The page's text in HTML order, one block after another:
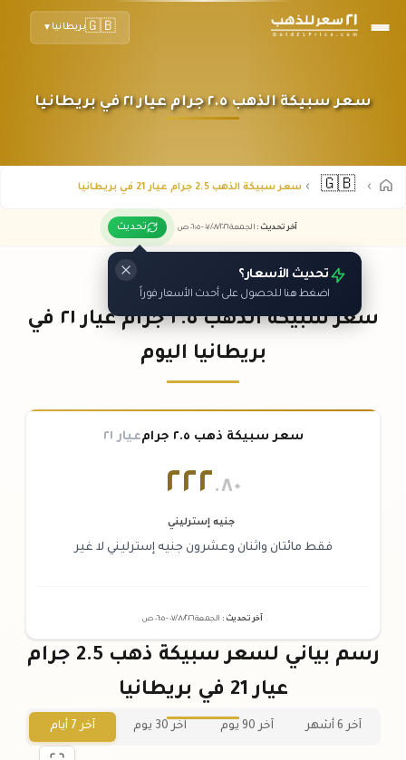
🇬🇧بريطانيا ▼
سعر سبيكة الذهب ٢.٥ جرام عيار ٢١ في بريطانيا
🇬🇧 سعر سبيكة الذهب 2.5 جرام عيار 21 في بريطانيا
آخر تحديث : الجمعة ٠٧ /٠٨/٢٠٢٦ - ٠٦:٠٥ ص تحديث
تحديث الأسعار؟
اضغط هنا للحصول على أحدث الأسعار فوراً
سعر سبيكة الذهب ٢.٥ جرام عيار ٢١ في
بريطانيا اليوم
سعر سبيكة ذهب ٢.٥ جرام عيار ٢١
٢٢٢.٨٠
جنيه إسترليني
فقط مائتان واثنان وعشرون جنيه إسترليني لا غير
آخر تحديث : الجمعة ٠٧ /٠٨/٢٠٢٦ - ٠٦:٠٥ ص
رسم بياني لسعر سبيكة ذهب 2.5 جرام
عيار 21 في بريطانيا
آخر 6 أشهر آخر 90 يوم آخر 30 يوم آخر 7 أيام